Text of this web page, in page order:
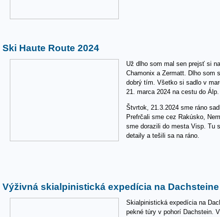
Ski Haute Route 2024
Už dlho som mal sen prejsť si
Chamonix a Zermatt. Dlho som
dobrý tím. Všetko si sadlo v
21. marca 2024 na cestu do Álp.
Štvrtok, 21.3.2024 sme ráno
Prefrčali sme cez Rakúsko,
sme dorazili do mesta Visp. Tu
detaily a tešili sa na ráno.
Výživná skialpinistická expedícia na Dachsteine
Skialpinistická expedícia na
pekné túry v pohorí Dachstein.